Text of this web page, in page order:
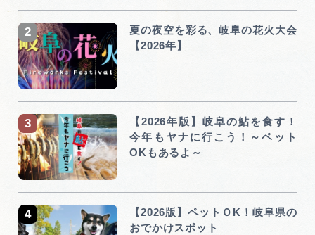
夏の夜空を彩る、岐阜の花火大会
【2026年】
【2026年版】岐阜の鮎を食す！
今年もヤナに行こう！～ペット
OKもあるよ～
【2026版】ペットＯK！岐阜県の
おでかけスポット